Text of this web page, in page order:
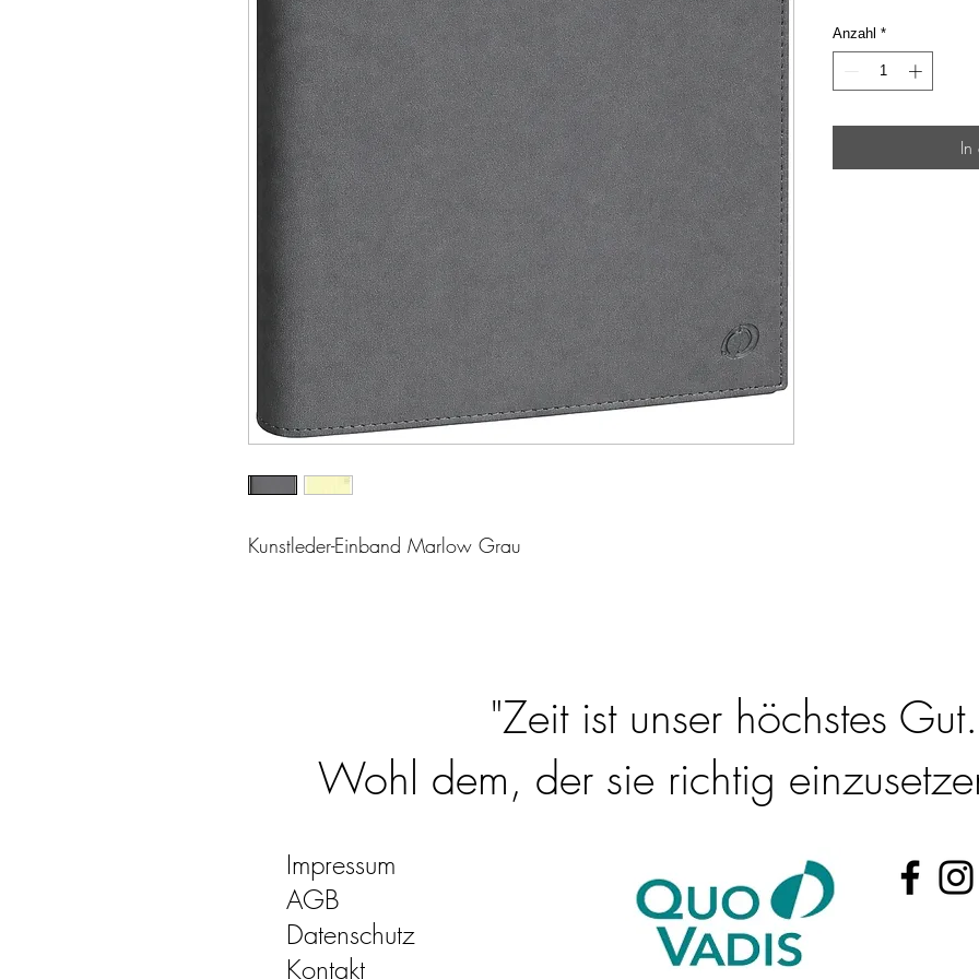
Kunstleder-Einband Marlow Grau
Anzahl *
"Zeit ist unser höchstes Gut.
Wohl dem, der sie richtig
Impressum
AGB
Datenschutz
Kontakt